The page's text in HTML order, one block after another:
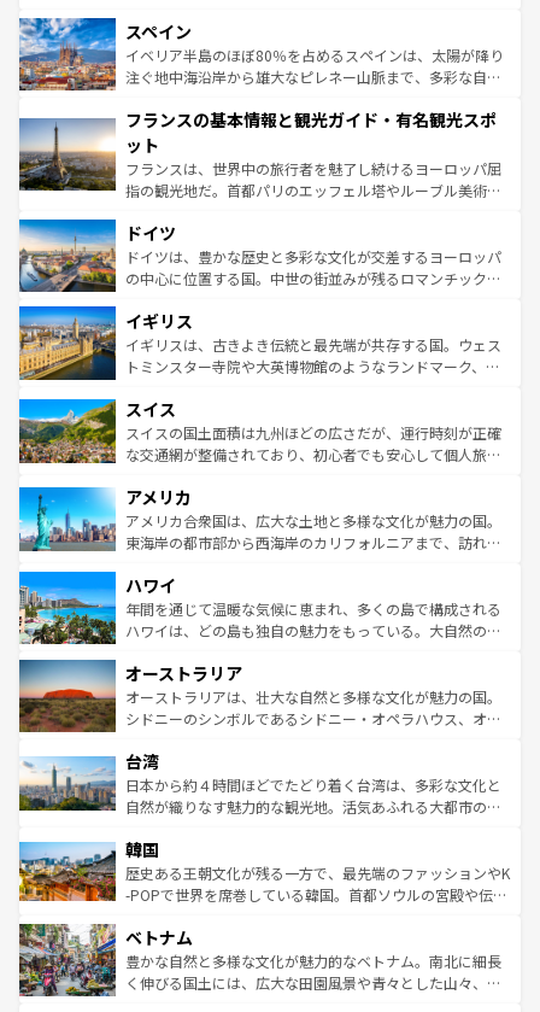
ろん、トスカーナの美しい田園風景やアマルフィ海岸の絶
景など、自然景観も見逃せない。観光の合間には、本場の
ピザやパスタなど、絶品のイタリア料理を堪能することも
ませてくれるイタリアで、忘れられない旅をしてみよう！
なお、新着のイタリア情報は
しい。
スペイン
イベリア半島のほぼ80％を占めるスペインは、太陽が降り
注ぐ地中海沿岸から雄大なピレネー山脈まで、多彩な自然
文化が根付くこの国では、情熱的なフラメンコ、熱気あふ
れる闘牛、そして美味しいタパスが生活の一部となってい
る。首都マドリードの洗練された雰囲気や、バルセロナの
アートに溢れた街角から、地方では古代ローマ遺跡や中世
せる。地方によって風土や気候が異なるスペインはその個
性で訪れる人を魅了する。 なお、新着のスペイン情報は コ
ンテンツ一覧を参照してほしい。
フランスの基本情報と観光ガイド・有名観光スポ
ット
フランスは、世界中の旅行者を魅了し続けるヨーロッパ屈
指の観光地だ。首都パリのエッフェル塔やルーブル美術館
で、幅広い魅力が詰まっている。華麗な宮殿、歴史的な大
聖堂、美しいビーチ、そして豊かな自然が、訪れる者を心
から魅了する。また、フランスは美食の国としても知ら
いる。シャンパンの発祥地であるランス、プロヴァンスの
香り高いラベンダー畑など、多彩な楽しみ方が可能だ。さ
らに、パリ以外の地域にも魅力が溢れており、どの街角に
れる地方に足を運ぶとそれぞれで全く異なる文化を体験で
きるだろう。 なお、新着のフランス情報はコンテンツ一覧
を参照してほしい。
ドイツ
ドイツは、豊かな歴史と多彩な文化が交差するヨーロッパ
の中心に位置する国。中世の街並みが残るロマンチック街
顔を持つこの国は、どこを歩いても飽きることがない。ベ
ルリンの文化的活気、バイエルン州のアルプスの絶景、そ
してライン川沿いのワイン畑といった風景は必見。ビール
は、お酒好きな人にはぜひ体験してほしい。 なお、新着の
ドイツ情報はコンテンツ一覧を参照してほしい。
イギリス
イギリスは、古きよき伝統と最先端が共存する国。ウェス
トミンスター寺院や大英博物館のようなランドマーク、歴
リアごとに異なる魅力がある。また、優雅なアフタヌーン
ティー、ビール好きにはたまらない英国パブ、サッカー観
戦など、本場だからこそできる体験も豊富。イギリスを旅
ンツ一覧を参照してほしい。
スイス
スイスの国土面積は九州ほどの広さだが、運行時刻が正確
な交通網が整備されており、初心者でも安心して個人旅行
の建物がそのまま残る町や、スイスならではのユニークな
博物館もあり、アルプス観光だけでなく町歩きも満喫する
ことができる。国民の所得が高いため物価も高いが、旅行
ば市内交通費無料で観光を楽しむこともできる。 なお、新
着のスイス情報はコンテンツ一覧 を参照してほしい。
アメリカ
アメリカ合衆国は、広大な土地と多様な文化が魅力の国。
東海岸の都市部から西海岸のカリフォルニアまで、訪れる
のような巨大都市は、観光、ショッピング、エンターテイ
ンメントが詰まった刺激的なスポットだ。一方、アメリカ
西部には大自然が広がり、グランドキャニオンやイエロー
部のニューオーリンズでは、音楽と美食が融合した独特の
文化が魅力。旅行者はアメリカの各地域で異なる魅力を楽
しみながら、その多様性と豊かな歴史を感じることができ
ならではの贅沢な旅のスタイルだ。 なお、新着のアメリカ
情報はコンテンツ一覧を参照してほしい。
ハワイ
年間を通じて温暖な気候に恵まれ、多くの島で構成される
ハワイは、どの島も独自の魅力をもっている。大自然の神
ワイ島は見逃せない。また、定番の観光地といえばオアフ
島だが、静かな自然を求めるならマウイ島やカウアイ島が
おすすめ。エメラルドグリーンに輝く海をはじめ、豊かな
れるおもてなしの心で訪れる人々を迎えてくれるハワイの
人々、おいしいローカルフードやハワイアンミュージッ
ク、伝統的なフラダンスなど、すべてがハワイの魅力を彩
ワイを、存分に味わってほしい。 なお、新着のハワイ情報
はコンテンツ一覧を参照してほしい。
オーストラリア
オーストラリアは、壮大な自然と多様な文化が魅力の国。
シドニーのシンボルであるシドニー・オペラハウス、オー
リアリーフや大陸中央部にそびえるウルル（エアーズロッ
ク）、タスマニアの美しい原生林やケアンズの熱帯雨林な
ど、見どころがたくさん。また、カフェやワイン、オージ
いる。アクティビティも充実しており、サーフィンやダイ
ビング、ハイキングなど、アウトドア好きにはたまらな
い。オーストラリアの多彩な魅力を存分に味わいつくそ
参照してほしい。
台湾
日本から約４時間ほどでたどり着く台湾は、多彩な文化と
自然が織りなす魅力的な観光地。活気あふれる大都市の台
ン）、静ひつな山岳地帯である台湾東部など、都市の喧騒
と山間の静けさが共存しており、訪れる人に新しい発見と
驚きをもたらしてくれる。また、奥深い台湾の食文化も魅
容にもいいと評判のスイーツなど、バラエティ豊かな料理
が味わえる。 なお、新着の台湾情報は コンテンツ一覧を参
照してほしい。
韓国
歴史ある王朝文化が残る一方で、最先端のファッションやK
-POPで世界を席巻している韓国。首都ソウルの宮殿や伝統
き、地方に足を延ばせば四季折々の自然美を楽しむことが
できる。そして、キムチや焼肉、絶品のストリートフード
まで、さまざまな韓国料理が待っている。夜には、韓国な
ベトナム
豊かな自然と多様な文化が魅力的なベトナム。南北に細長
く伸びる国土には、広大な田園風景や青々とした山々、世